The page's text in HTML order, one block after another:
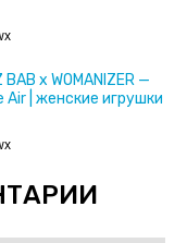
BAB x WOMANIZER —
Air | женские игрушки